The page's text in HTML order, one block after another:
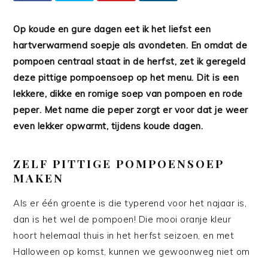
Op koude en gure dagen eet ik het liefst een
hartverwarmend soepje als avondeten. En omdat de
pompoen centraal staat in de herfst, zet ik geregeld
deze pittige pompoensoep op het menu. Dit is een
lekkere, dikke en romige soep van pompoen en rode
peper. Met name die peper zorgt er voor dat je weer
even lekker opwarmt, tijdens koude dagen.
ZELF PITTIGE POMPOENSOEP
MAKEN
Als er één groente is die typerend voor het najaar is,
dan is het wel de pompoen! Die mooi oranje kleur
hoort helemaal thuis in het herfst seizoen, en met
Halloween op komst, kunnen we gewoonweg niet om